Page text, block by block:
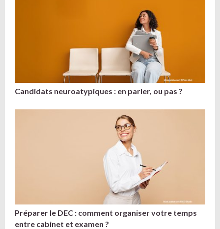
Candidats neuroatypiques : en parler, ou pas ?
Préparer le DEC : comment organiser votre temps
entre cabinet et examen ?